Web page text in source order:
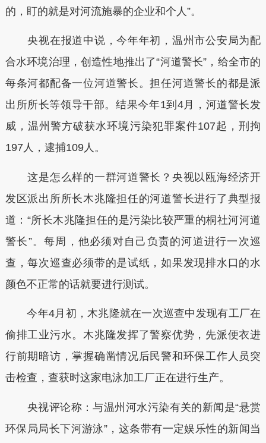
的，盯的就是对河流施暴的企业和个人”。
央视在报道中说，今年年初，温州市公安局为配
合水环境治理，创造性地推出了“河道警长”，给全市的
每条河都配备一位河道警长。担任河道警长的都是派
出所所长等领导干部。结果今年1到4月，河道警长发
威，温州警方破获水环境污染犯罪案件107起，刑拘
197人，逮捕109人。
这是怎么样的一群河道警长？央视以瓯海经济开
发区派出所所长木兆隆担任的河道警长进行了典型报
道：“所长木兆隆担任的是污染比较严重的桐社河河道
警长”。每周，他必须对自己负责的河道进行一次巡
查，每次巡查必须带的是试纸，如果发现排水口的水
颜色不正常的话就要进行测试。
今年4月初，木兆隆就在一次巡查中发现有工厂在
偷排工业污水。木兆隆发挥了警察优势，先派便衣进
行前期暗访，掌握确凿情况后民警和环保工作人员突
击检查，查获时这家电泳加工厂正在进行生产。
央视评论称：与温州河水污染有关的新闻是“悬赏
环保局局长下河游泳”，这条带有一定娱乐性的新闻当